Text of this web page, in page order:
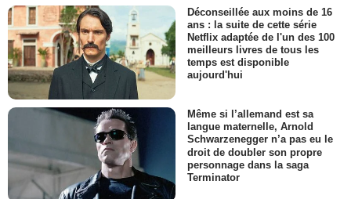
Déconseillée aux moins de 16
ans : la suite de cette série
Netflix adaptée de l'un des 100
meilleurs livres de tous les
temps est disponible
aujourd'hui
Même si l’allemand est sa
langue maternelle, Arnold
Schwarzenegger n’a pas eu le
droit de doubler son propre
personnage dans la saga
Terminator